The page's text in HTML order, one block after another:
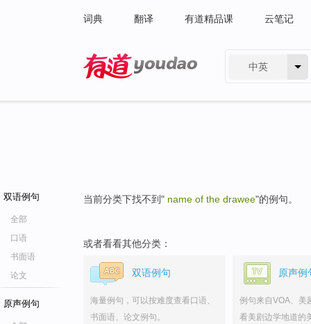
词典 翻译 有道精品课 云笔记
中英
双语例句
全部
口语
书面语
论文
原声例句
当前分类下找不到" name of the drawee"的例句。
或者看看其他分类：
双语例句
海量例句，可以按难度查看口语、
书面语、论文例句。
原声例
例句来自VOA、美
看美剧边学地道的